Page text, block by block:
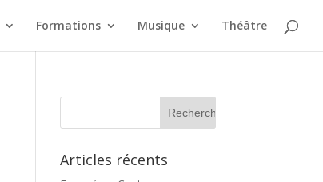
Formations Musique Théâtre
Articles récents